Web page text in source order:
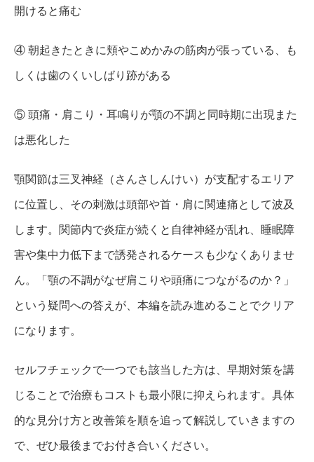
開けると痛む
④ 朝起きたときに頬やこめかみの筋肉が張っている、も
しくは歯のくいしばり跡がある
⑤ 頭痛・肩こり・耳鳴りが顎の不調と同時期に出現また
は悪化した
顎関節は三叉神経（さんさしんけい）が支配するエリア
に位置し、その刺激は頭部や首・肩に関連痛として波及
します。関節内で炎症が続くと自律神経が乱れ、睡眠障
害や集中力低下まで誘発されるケースも少なくありませ
ん。「顎の不調がなぜ肩こりや頭痛につながるのか？」
という疑問への答えが、本編を読み進めることでクリア
になります。
セルフチェックで一つでも該当した方は、早期対策を講
じることで治療もコストも最小限に抑えられます。具体
的な見分け方と改善策を順を追って解説していきますの
で、ぜひ最後までお付き合いください。